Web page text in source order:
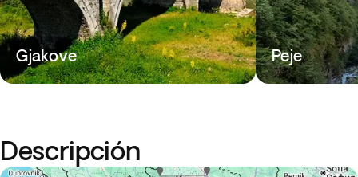
Gjakove Peje
Descripción